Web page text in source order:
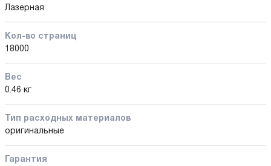
Лазерная
Кол-во страниц
18000
Вес
0.46 кг
Тип расходных материалов
оригинальные
Гарантия